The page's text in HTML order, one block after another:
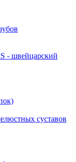
- швейцарский
суставов